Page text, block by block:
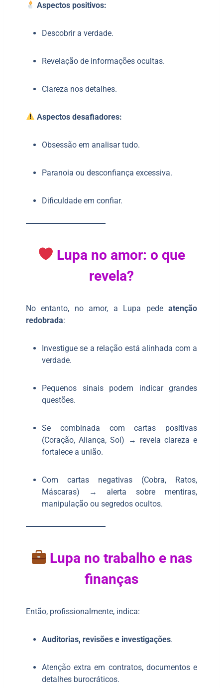
Aspectos positivos:
Descobrir a verdade.
Revelação de informações ocultas.
Clareza nos detalhes.
Aspectos desafiadores:
Obsessão em analisar tudo.
Paranoia ou desconfiança excessiva.
Dificuldade em confiar.
Lupa no amor: o que
revela?
No entanto, no amor, a Lupa pede atenção
redobrada:
Investigue se a relação está alinhada com a
verdade.
Pequenos sinais podem indicar grandes
questões.
Se combinada com cartas positivas
(Coração, Aliança, Sol) → revela clareza e
fortalece a união.
Com cartas negativas (Cobra, Ratos,
Máscaras) → alerta sobre mentiras,
manipulação ou segredos ocultos.
Lupa no trabalho e nas
finanças
Então, profissionalmente, indica:
Auditorias, revisões e investigações.
Atenção extra em contratos, documentos e
detalhes burocráticos.